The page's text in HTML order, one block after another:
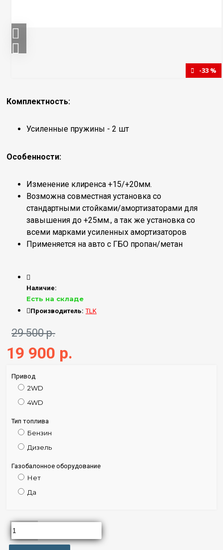
-33 %
Комплектность:
Усиленные пружины - 2 шт
Особенности:
Изменение клиренса +15/+20мм.
Возможна совместная установка со
стандартными стойками/амортизаторами для
завышения до +25мм., а так же установка со
всеми марками усиленных амортизаторов
Применяется на авто с ГБО пропан/метан
29 500 р.
19 900 р.
Наличие:
Есть на складе
Производитель: TLK
Привод
2WD
4WD
Тип топлива
Бензин
Дизель
Газобалонное оборудование
Нет
Да